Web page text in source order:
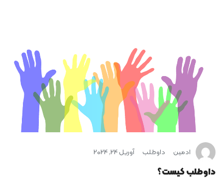
ادمین داوطلب آوریل 24, 2024
داوطلب کیست؟